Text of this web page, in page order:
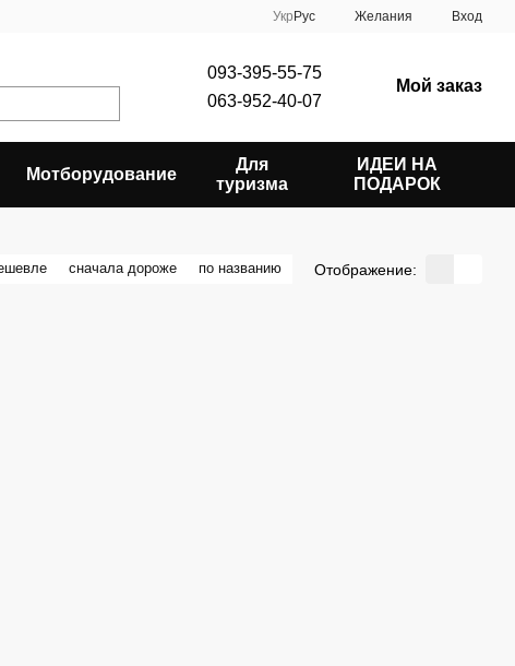
Укр Рус Желания Вход
093-395-55-75
063-952-40-07
Мой заказ
Мотборудование
Для
туризма
ИДЕИ НА
ПОДАРОК
сначала дороже по названию Отображение: